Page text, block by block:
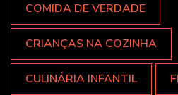
COMIDA DE VERDADE
CRIANÇAS NA COZINHA
CULINÁRIA INFANTIL